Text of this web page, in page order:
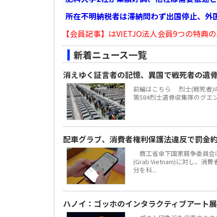
所在不明納税者は滞納問わず出国停止、外
【会員記事】はVIETJO法人会員9つの特典
新着ニュース一覧
消えゆく証言者の記憶、異国で戦死者の遺
前編はこちら 烈士(戦死者)
第584烈士遺骨収集隊のグエ
配車グラブ、消費者権利保護法違反で罰金
商工省傘下国家競争委員会
(Grab Vietnam)に対し、消費
分を科...
ハノイ：ゴッホのインタラクティブアート